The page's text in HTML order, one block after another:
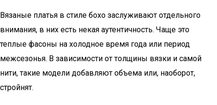
Вязаные платья в стиле бохо заслуживают отдельного
внимания, в них есть некая аутентичность. Чаще это
теплые фасоны на холодное время года или период
межсезонья. В зависимости от толщины вязки и самой
нити, такие модели добавляют объема или, наоборот,
стройнят.